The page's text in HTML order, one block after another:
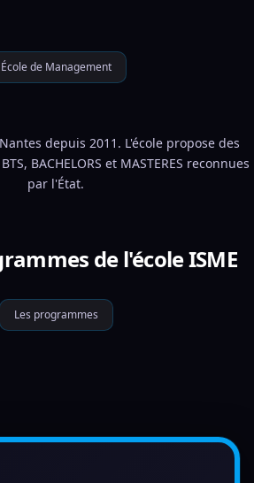
École de Management
depuis 2011. L'école propose des
BACHELORS et MASTERES reconnues
par l'État.
de l'école ISME
Les programmes